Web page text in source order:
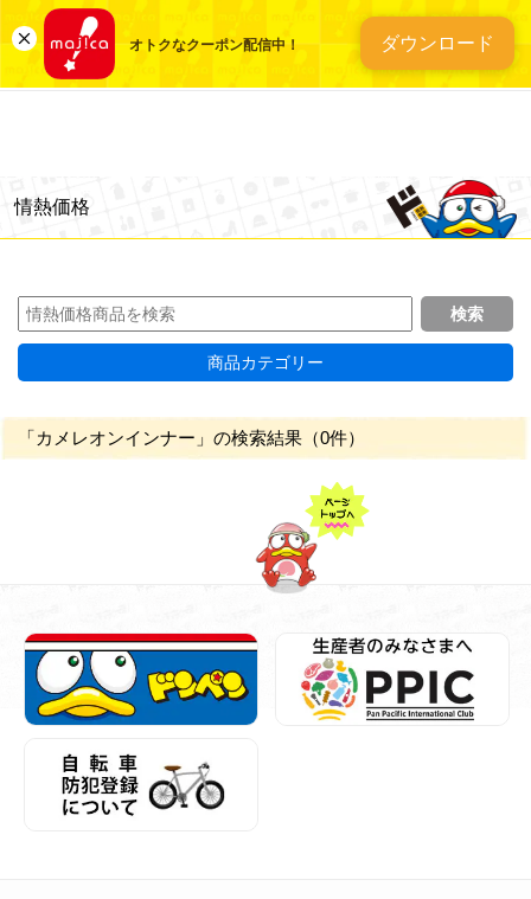
オトクなクーポン配信中！ ダウンロード
総合ディスカウント
情熱価格
商品カテゴリー
「カメレオンインナー」の検索結果（0件）